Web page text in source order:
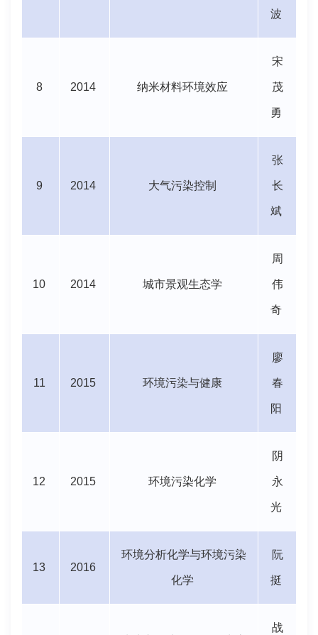
波
8 2014 纳米材料环境效应
宋
茂
勇
9 2014 大气污染控制
张
长
斌
10 2014 城市景观生态学
周
伟
奇
11 2015 环境污染与健康
廖
春
阳
12 2015 环境污染化学
阴
永
光
13 2016
环境分析化学与环境污染
化学
阮
挺
战